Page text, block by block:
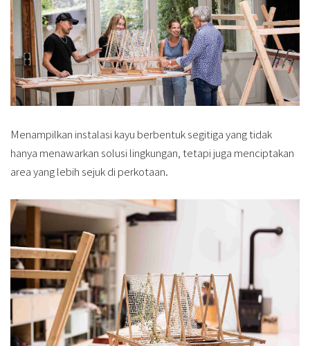
Menampilkan instalasi kayu berbentuk segitiga yang tidak
hanya menawarkan solusi lingkungan, tetapi juga menciptakan
area yang lebih sejuk di perkotaan.